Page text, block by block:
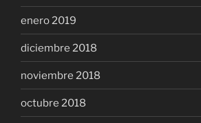
enero 2019
diciembre 2018
noviembre 2018
octubre 2018